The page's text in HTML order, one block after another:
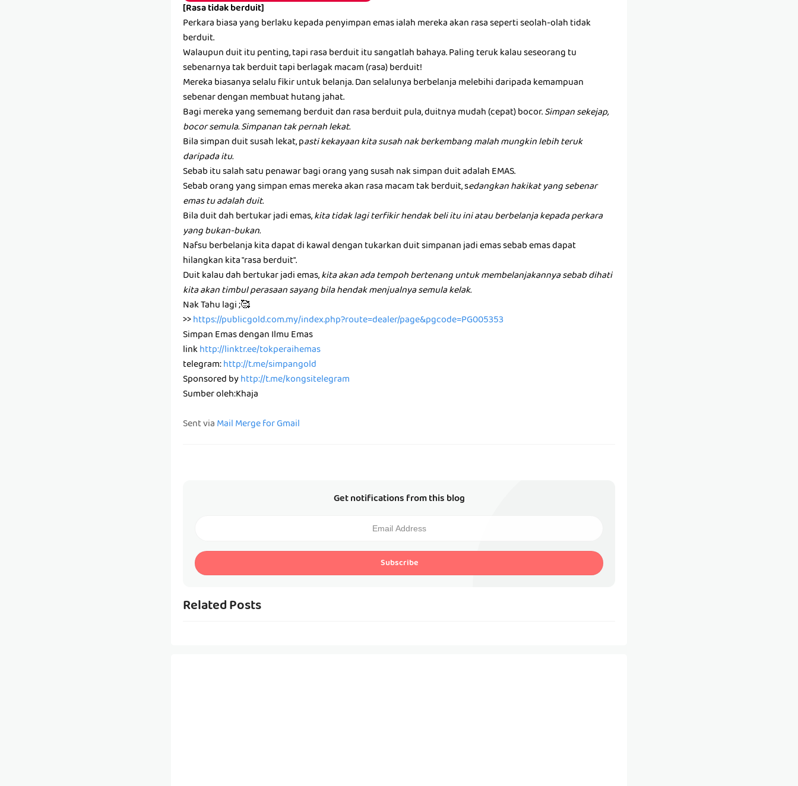
[Rasa tidak berduit]
Perkara biasa yang berlaku kepada penyimpan emas ialah mereka akan rasa seperti seolah-olah tidak
berduit.
Walaupun duit itu penting, tapi rasa berduit itu sangatlah bahaya. Paling teruk kalau seseorang tu
sebenarnya tak berduit tapi berlagak macam (rasa) berduit!
Mereka biasanya selalu fikir untuk belanja. Dan selalunya berbelanja melebihi daripada kemampuan
sebenar dengan membuat hutang jahat.
Bagi mereka yang sememang berduit dan rasa berduit pula, duitnya mudah (cepat) bocor.Simpan sekejap,
bocor semula. Simpanan tak pernah lekat.
Bila simpan duit susah lekat, pasti kekayaan kita susah nak berkembang malah mungkin lebih teruk
daripada itu.
Sebab itu salah satu penawar bagi orang yang susah nak simpan duit adalah EMAS.
Sebab orang yang simpan emas mereka akan rasa macam tak berduit, sedangkan hakikat yang sebenar
emas tu adalah duit.
Bila duit dah bertukar jadi emas,kita tidak lagi terfikir hendak beli itu ini atau berbelanja kepada perkara
yang bukan-bukan.
Nafsu berbelanja kita dapat di kawal dengan tukarkan duit simpanan jadi emas sebab emas dapat
hilangkan kita "rasa berduit".
Duit kalau dah bertukar jadi emas,kita akan ada tempoh bertenang untuk membelanjakannya sebab dihati
kita akan timbul perasaan sayang bila hendak menjualnya semula kelak.
Nak Tahu lagi ;🥰
>>https://publicgold.com.my/index.php?route=dealer/page&pgcode=PG005353
Simpan Emas dengan Ilmu Emas
linkhttp://linktr.ee/tokperaihemas
telegram:http://t.me/simpangold
Sponsored byhttp://t.me/kongsitelegram
Sumber oleh:Khaja
Sent viaMail Merge for Gmail
Get notifications from this blog
Subscribe
Related Posts